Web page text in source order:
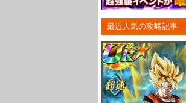
最近人気の攻略記事